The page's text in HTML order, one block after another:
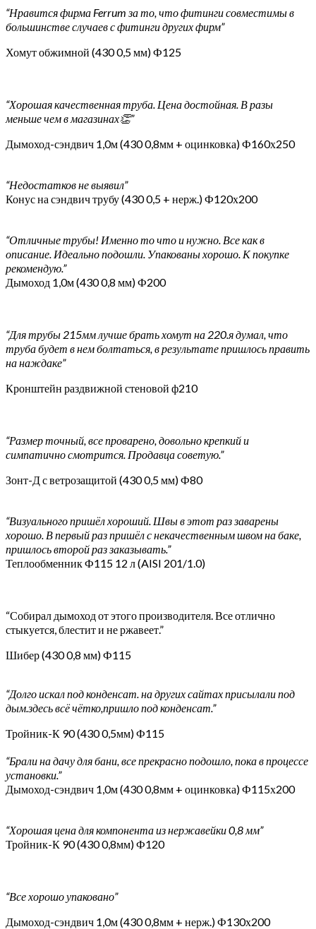
“Нравится фирма Ferrum за то, что фитинги совместимы в
большинстве случаев с фитинги других фирм”
Хомут обжимной (430 0,5 мм) Ф125
“Хорошая качественная труба. Цена достойная. В разы
меньше чем в магазинах👏”
Дымоход-сэндвич 1,0м (430 0,8мм + оцинковка) Ф160х250
“Недостатков не выявил”
Конус на сэндвич трубу (430 0,5 + нерж.) Ф120х200
“Отличные трубы! Именно то что и нужно. Все как в
описание. Идеально подошли. Упакованы хорошо. К покупке
рекомендую.”
Дымоход 1,0м (430 0,8 мм) Ф200
“Для трубы 215мм лучше брать хомут на 220.я думал, что
труба будет в нем болтаться, в результате пришлось править
на наждаке”
Кронштейн раздвижной стеновой ф210
“Размер точный, все проварено, довольно крепкий и
симпатично смотрится. Продавца советую.”
Зонт-Д с ветрозащитой (430 0,5 мм) Ф80
“Визуального пришёл хороший. Швы в этот раз заварены
хорошо. В первый раз пришёл с некачественным швом на баке,
пришлось второй раз заказывать.”
Теплообменник Ф115 12 л (AISI 201/1.0)
“Собирал дымоход от этого производителя. Все отлично
стыкуется, блестит и не ржавеет.”
Шибер (430 0,8 мм) Ф115
“Долго искал под конденсат. на других сайтах присылали под
дым.здесь всё чётко,пришло под конденсат.”
Тройник-К 90 (430 0,5мм) Ф115
“Брали на дачу для бани, все прекрасно подошло, пока в процессе
установки.”
Дымоход-сэндвич 1,0м (430 0,8мм + оцинковка) Ф115х200
“Хорошая цена для компонента из нержавейки 0,8 мм”
Тройник-К 90 (430 0,8мм) Ф120
“Все хорошо упаковано”
Дымоход-сэндвич 1,0м (430 0,8мм + нерж.) Ф130х200